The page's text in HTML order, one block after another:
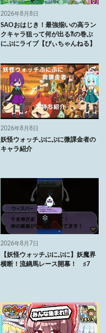
2026年8月8日
SAOおはじき！最強揃いの高ラン
クキャラ狙って何が出る⁈の巻ぷ
にぷにライブ【ぴぃちゃんねる】
2026年8月8日
妖怪ウォッチぷにぷに微課金者の
キャラ紹介
2026年8月7日
【妖怪ウォッチぷにぷに】妖魔界
横断！流鏑馬レース開幕！ ♯7